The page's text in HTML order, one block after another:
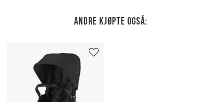
Andre kjøpte også: